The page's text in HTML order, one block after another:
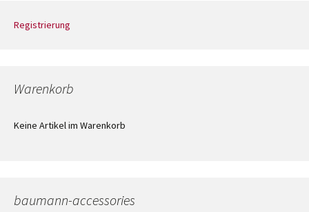
Registrierung
Warenkorb
Keine Artikel im Warenkorb
baumann-accessories